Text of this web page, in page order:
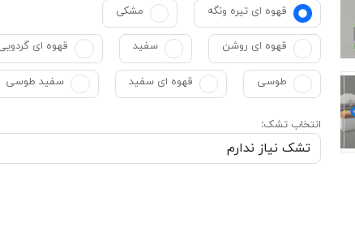
قهوه ای تیره ونگه
مشکی
قهوه ای روشن سفید قهوه ای
طوسی قهوه ای سفید سفید طوسی
انتخاب تشک: